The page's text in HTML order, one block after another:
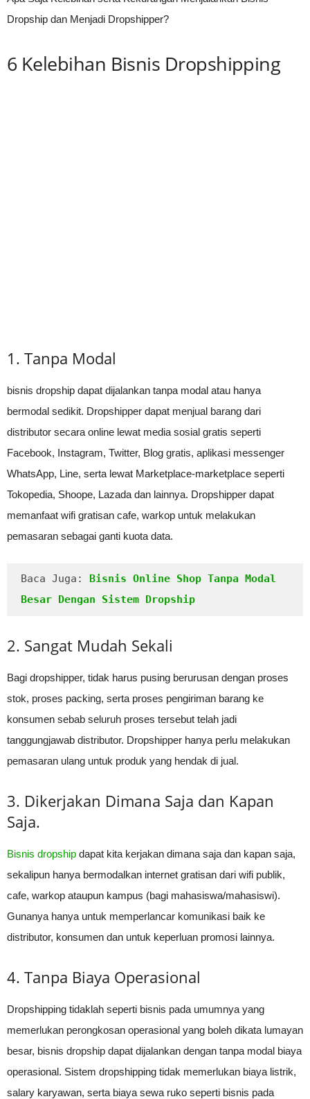
Dropship dan Menjadi Dropshipper?
6 Kelebihan Bisnis Dropshipping
1. Tanpa Modal
bisnis dropship dapat dijalankan tanpa modal atau hanya
bermodal sedikit. Dropshipper dapat menjual barang dari
distributor secara online lewat media sosial gratis seperti
Facebook, Instagram, Twitter, Blog gratis, aplikasi messenger
WhatsApp, Line, serta lewat Marketplace-marketplace seperti
Tokopedia, Shoope, Lazada dan lainnya. Dropshipper dapat
memanfaat wifi gratisan cafe, warkop untuk melakukan
pemasaran sebagai ganti kuota data.
Baca Juga: Bisnis Online Shop Tanpa Modal
Besar Dengan Sistem Dropship
2. Sangat Mudah Sekali
Bagi dropshipper, tidak harus pusing berurusan dengan proses
stok, proses packing, serta proses pengiriman barang ke
konsumen sebab seluruh proses tersebut telah jadi
tanggungjawab distributor. Dropshipper hanya perlu melakukan
pemasaran ulang untuk produk yang hendak di jual.
3. Dikerjakan Dimana Saja dan Kapan
Saja.
Bisnis dropship dapat kita kerjakan dimana saja dan kapan saja,
sekalipun hanya bermodalkan internet gratisan dari wifi publik,
cafe, warkop ataupun kampus (bagi mahasiswa/mahasiswi).
Gunanya hanya untuk memperlancar komunikasi baik ke
distributor, konsumen dan untuk keperluan promosi lainnya.
4. Tanpa Biaya Operasional
Dropshipping tidaklah seperti bisnis pada umumnya yang
memerlukan perongkosan operasional yang boleh dikata lumayan
besar, bisnis dropship dapat dijalankan dengan tanpa modal biaya
operasional. Sistem dropshipping tidak memerlukan biaya listrik,
salary karyawan, serta biaya sewa ruko seperti bisnis pada